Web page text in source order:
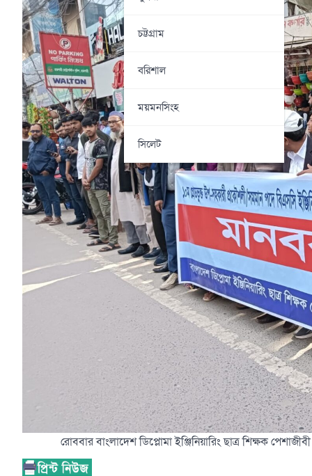
চট্টগ্রাম
বরিশাল
ময়মনসিংহ
সিলেট
রোববার বাংলাদেশ ডিপ্লোমা ইঞ্জিনিয়ারিং ছাত্র শিক্ষক